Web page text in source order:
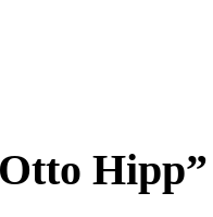
Otto Hipp”